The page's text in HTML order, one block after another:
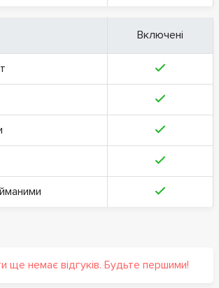
Включені
ще немає відгуків. Будьте першими!